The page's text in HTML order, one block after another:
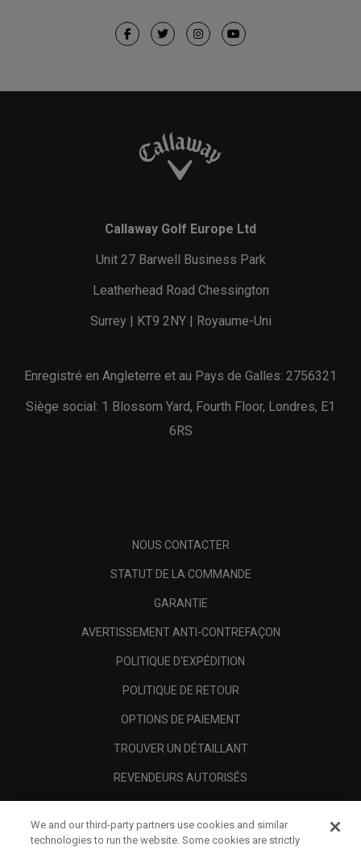
Callaway Golf Europe Ltd
Unit 27 Barwell Business Park
Leatherhead Road Chessington
Surrey | KT9 2NY | Royaume-Uni
Enregistré en Angleterre et au Pays de Galles: 2756321
Siège social: 1 Blossom Yard, Fourth Floor, Londres, E1
6RS
NOUS CONTACTER
STATUT DE LA COMMANDE
GARANTIE
AVERTISSEMENT ANTI-CONTREFAÇON
POLITIQUE D'EXPÉDITION
POLITIQUE DE RETOUR
OPTIONS DE PAIEMENT
TROUVER UN DÉTAILLANT
REVENDEURS AUTORISÉS
A PROPOS
We and our third-party partners use cookies and similar
technologies to run the website. Some cookies are strictly